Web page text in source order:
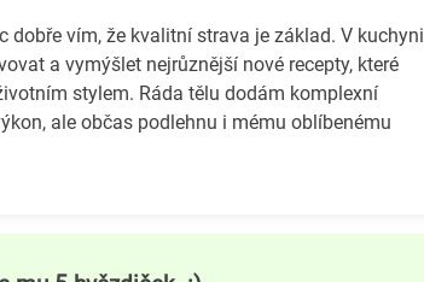
dobře vím, že kvalitní strava je základ. V kuchyni
a vymýšlet nejrůznější nové recepty, které
stylem. Ráda tělu dodám komplexní
ale občas podlehnu i mému oblíbenému